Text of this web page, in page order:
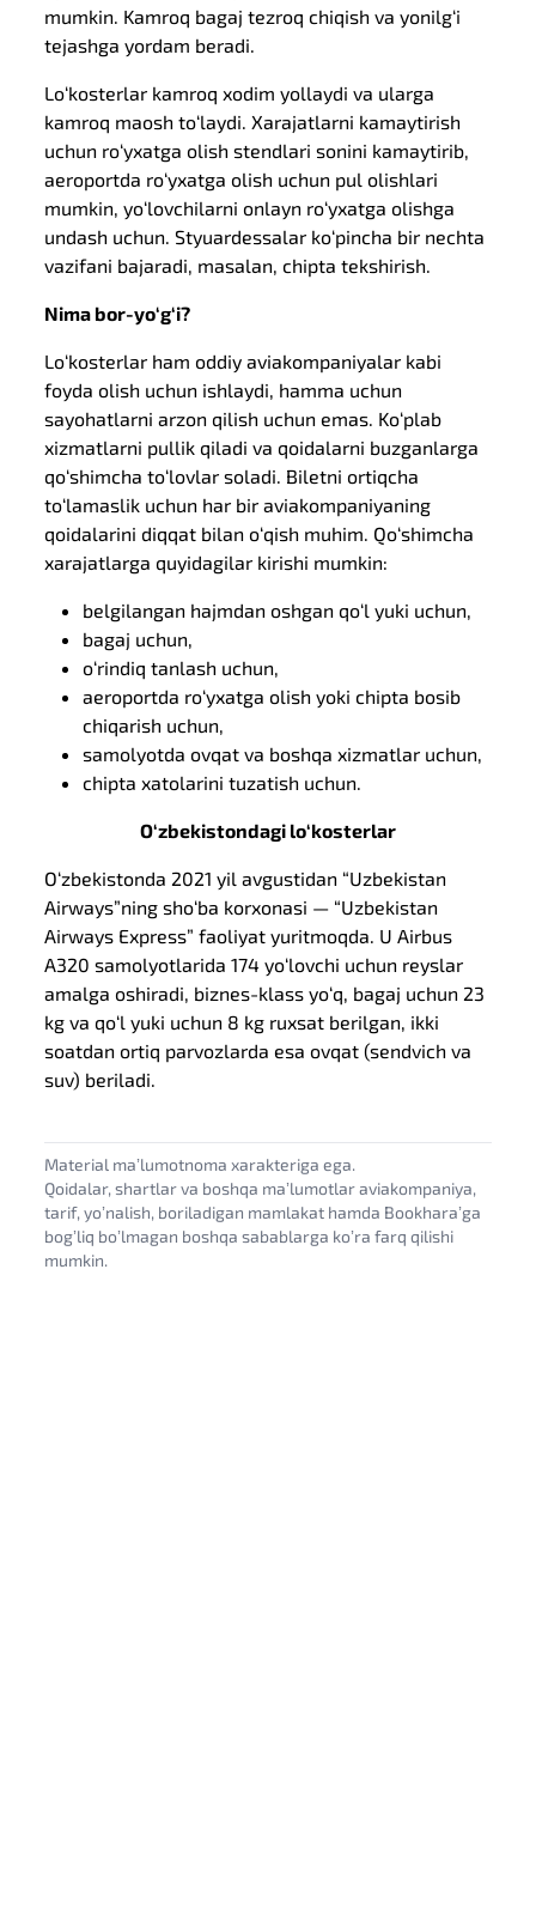
mumkin. Kamroq bagaj tezroq chiqish va yonilg‘i
tejashga yordam beradi.
Lo‘kosterlar kamroq xodim yollaydi va ularga
kamroq maosh to‘laydi. Xarajatlarni kamaytirish
uchun ro‘yxatga olish stendlari sonini kamaytirib,
aeroportda ro‘yxatga olish uchun pul olishlari
mumkin, yo‘lovchilarni onlayn ro‘yxatga olishga
undash uchun. Styuardessalar ko‘pincha bir nechta
vazifani bajaradi, masalan, chipta tekshirish.
Nima bor-yo‘g‘i?
Lo‘kosterlar ham oddiy aviakompaniyalar kabi
foyda olish uchun ishlaydi, hamma uchun
sayohatlarni arzon qilish uchun emas. Ko‘plab
xizmatlarni pullik qiladi va qoidalarni buzganlarga
qo‘shimcha to‘lovlar soladi. Biletni ortiqcha
to‘lamaslik uchun har bir aviakompaniyaning
qoidalarini diqqat bilan o‘qish muhim. Qo‘shimcha
xarajatlarga quyidagilar kirishi mumkin:
belgilangan hajmdan oshgan qo‘l yuki uchun,
bagaj uchun,
o‘rindiq tanlash uchun,
aeroportda ro‘yxatga olish yoki chipta bosib
chiqarish uchun,
samolyotda ovqat va boshqa xizmatlar uchun,
chipta xatolarini tuzatish uchun.
O‘zbekistondagi lo‘kosterlar
O‘zbekistonda 2021 yil avgustidan “Uzbekistan
Airways”ning sho‘ba korxonasi — “Uzbekistan
Airways Express” faoliyat yuritmoqda. U Airbus
A320 samolyotlarida 174 yo‘lovchi uchun reyslar
amalga oshiradi, biznes-klass yo‘q, bagaj uchun 23
kg va qo‘l yuki uchun 8 kg ruxsat berilgan, ikki
soatdan ortiq parvozlarda esa ovqat (sendvich va
suv) beriladi.
Material maʼlumotnoma xarakteriga ega.
Qoidalar, shartlar va boshqa maʼlumotlar aviakompaniya,
tarif, yoʼnalish, boriladigan mamlakat hamda Bookharaʼga
bogʼliq boʼlmagan boshqa sabablarga koʼra farq qilishi
mumkin.